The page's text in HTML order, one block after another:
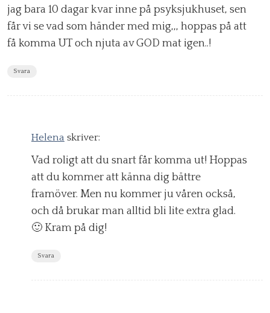
jag bara 10 dagar kvar inne på psyksjukhuset, sen
får vi se vad som händer med mig,,, hoppas på att
få komma UT och njuta av GOD mat igen..!
Svara
Helena skriver:
Vad roligt att du snart får komma ut! Hoppas
att du kommer att känna dig bättre
framöver. Men nu kommer ju våren också,
och då brukar man alltid bli lite extra glad.
🙂 Kram på dig!
Svara